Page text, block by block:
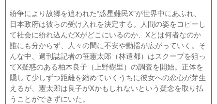
紛争により故郷を追われた“惑星難民X”が世界中にあふれ、
日本政府は彼らの受け入れを決定する。人間の姿をコピーし
て社会に紛れ込んだXがどこにいるのか、Xとは何者なのか
誰にも分からず、人々の間に不安や動揺が広がっていく。そ
んな中、週刊誌記者の笹憲太郎（林遣都）はスクープを狙っ
てX疑惑のある柏木良子（上野樹里）の調査を開始。正体を
隠して少しずつ距離を縮めていくうちに彼女への恋心が芽生
えるが、憲太郎は良子がXかもしれないという疑念を取り払
うことができずにいた。